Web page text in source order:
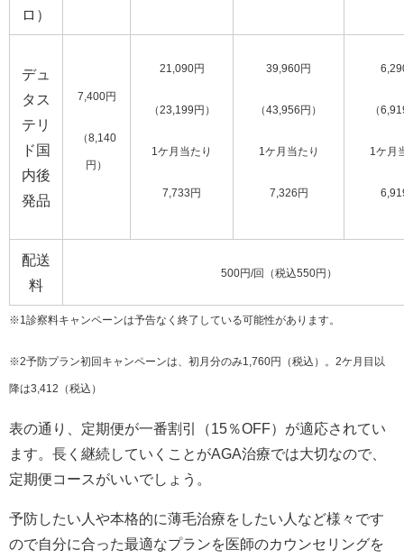
ロ）
デュ
タス
テリ
ド国
内後
発品
7,400円
（8,140
円）
21,090円
（23,199円）
1ケ月当たり
7,733円
39,960円
（43,956円）
1ケ月当たり
7,326円
（
1ケ月
配送
料
500円/回（税込550円）
※1診察料キャンペーンは予告なく終了している可能性があります。
※2予防プラン初回キャンペーンは、初月分のみ1,760円（税込）。2ケ月目以
降は3,412（税込）
表の通り、定期便が一番割引（15％OFF）が適応されてい
ます。長く継続していくことがAGA治療では大切なので、
定期便コースがいいでしょう。
予防したい人や本格的に薄毛治療をしたい人など様々です
ので自分に合った最適なプランを医師のカウンセリングを